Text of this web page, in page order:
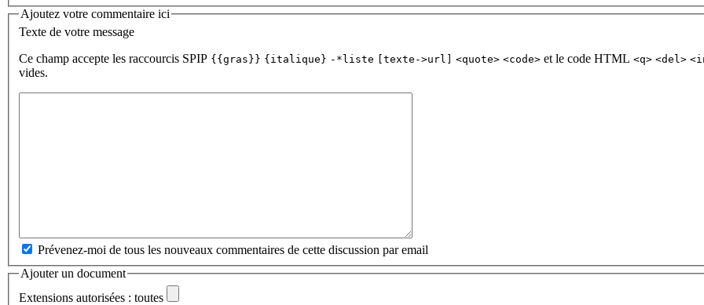
Ajoutez votre commentaire ici
Texte de votre message
Ce champ accepte les raccourcis SPIP {{gras}} {italique} -*liste [texte->url] <quote> <code> et le code HTML <q> <del>
vides.
Prévenez-moi de tous les nouveaux commentaires de cette discussion par email
Ajouter un document
Extensions autorisées : toutes